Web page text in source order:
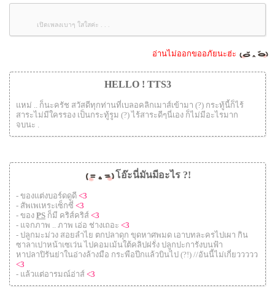
เปิดเพลงเบาๆ ใสใสค่ะ . . .
อ่านไม่ออกขออภัยนะฮ่ะ
HELLO ! TTS3
แหม่ .. ก็นะครัช สวัสดีทุกท่านที่เบลอคลิกเมาส์เข้ามา (?) กระทู้นี้ก็ไร้
สาระไม่มีใครรอง เป็นกระทู้รูม (?) ไร้สาระดีๆนี่เอง ก็ไม่มีอะไรมาก
จบนะ .
โอ๊ะนี่มันมีอะไร ?!
- ของแต่งบอร์ดดูดี <3
- สัพเพเหระเซ็กซี่ <3
- ของ PS ก็มี คริส์คริส์ <3
- แจกภาพ .. ภาพ เอ่อ ช่างเถอะ <3
- ปลูกมะม่วง สอยลำไย ตกปลาดุก ขุดหาศพมด เอาบทละครไปเผา กิน
ซาลาเปาหน้าเซเว่น ไปคอมเม้นใต้คลิปฝรั่ง ปลูกปะการังบนฟ้า
หาปลาปิรันย่าในอ่างล้างมือ กระพือปีกแล้วบินไป (?!) //อันนี้ไม่เกี่ยววววว
<3
- แล้วแต่อารมณ์อ่าส์ <3